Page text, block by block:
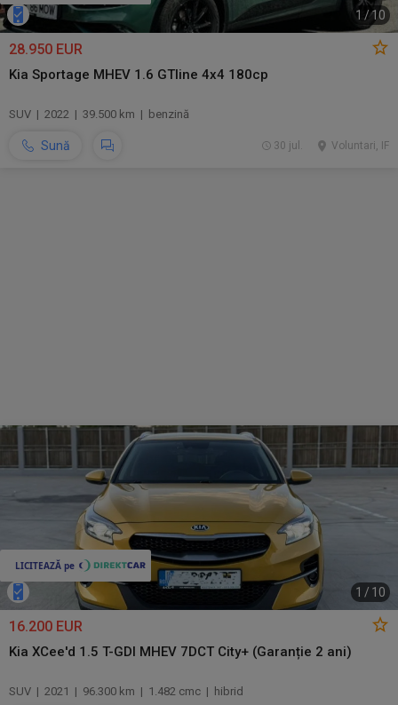
1 /10
28.950 EUR
Kia Sportage MHEV 1.6 GTline 4x4 180cp
SUV | 2022 | 39.500 km | benzină
Sună Voluntari, IF
30 jul.
1 / 10
16.200 EUR
Kia XCee'd 1.5 T-GDI MHEV 7DCT City+ (Garanție 2 ani)
SUV | 2021 | 96.300 km | 1.482 cmc | hibrid